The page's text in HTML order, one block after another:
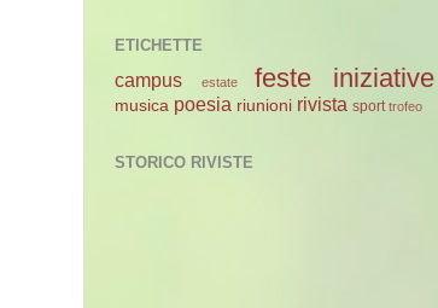
ETICHETTE
campus estate feste iniziative
musica poesia riunioni rivista sport trofeo
STORICO RIVISTE